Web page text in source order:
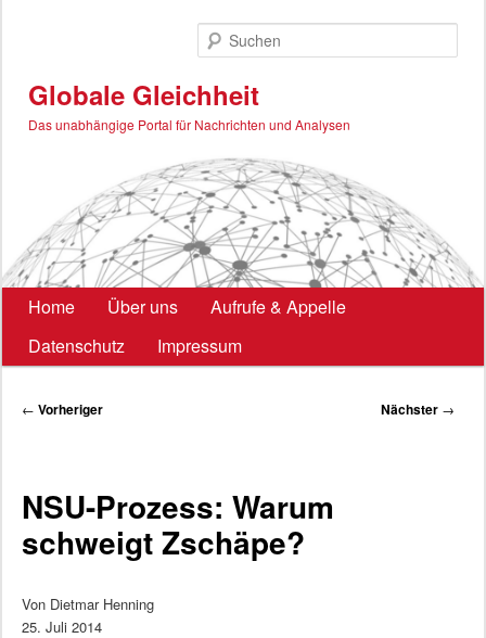
Globale Gleichheit
Das unabhängige Portal für Nachrichten und Analysen
Hauptmenü
Home Über uns
Aufrufe & Appelle
Datenschutz
Impressum
Beitragsnavigation
← Vorheriger Nächster →
NSU-Prozess: Warum
schweigt Zschäpe?
Von Dietmar Henning
25. Juli 2014